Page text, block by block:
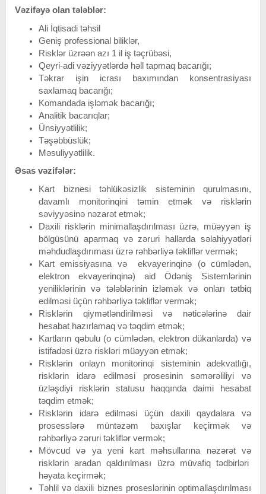
Vəzifəyə olan tələblər:
Ali İqtisadi təhsil
Geniş professional biliklər,
Risklər üzrəən azı 1 il iş təçrübəsi,
Qeyri-adi vəziyyətlərdə həll tapmaq bacarığı;
Təkrar işin icrası baxımından konsentrasiyası
saxlamaq bacarığı;
Komandada işləmək bacarığı;
Analitik bacarıqlar;
Ünsiyyətlilik;
Təşəbbüslük;
Məsuliyyətlilik.
Əsas vəzifələr:
Kart biznesi təhlükəsizlik sisteminin qurulmasını,
davamlı monitorinqini təmin etmək və risklərin
səviyyəsinə nəzarət etmək;
Daxili risklərin minimallaşdırılması üzrə, müəyyən iş
bölgüsünü aparmaq və zəruri hallarda səlahiyyətləri
məhdudlaşdırıması üzrə rəhbərliyə təkliflər vermək;
Kart emissiyasına və ekvayerinqinə (o cümlədən,
elektron ekvayerinqinə) aid Ödəniş Sistemlərinin
yeniliklərinin və tələblərinin izləmək və onları tətbiq
edilməsi üçün rəhbərliyə təkliflər vermək;
Risklərin qiymətləndirilməsi və nəticələrinə dair
hesabat hazırlamaq və təqdim etmək;
Kartların qəbulu (o cümlədən, elektron dükanlarda) və
istifadəsi üzrə riskləri müəyyən etmək;
Risklərin onlayn monitorinqi sisteminin adekvatlığı,
risklərin idarə edilməsi prosesinin səmərəliliyi və
üzləşdiyi risklərin statusu haqqında daimi hesabat
təqdim etmək;
Risklərin idarə edilməsi üçün daxili qaydalara və
prosesslərə müntəzəm baxışlar keçirmək və
rəhbərliyə zəruri təkliflər vermək;
Mövcud və ya yeni kart məhsullarına nəzərət və
risklərin aradan qaldırılması üzrə müvafiq tədbirləri
həyata keçirmək;
Təhlil və daxili biznes proseslərinin optimallaşdırılması